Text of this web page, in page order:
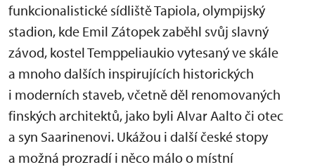
funkcionalistické sídliště Tapiola, olympijský
stadion, kde Emil Zátopek zaběhl svůj slavný
závod, kostel Temppeliaukio vytesaný ve skále
a mnoho dalších inspirujících historických
i moderních staveb, včetně děl renomovaných
finských architektů, jako byli Alvar Aalto či otec
a syn Saarinenovi. Ukážou i další české stopy
a možná prozradí i něco málo o místní